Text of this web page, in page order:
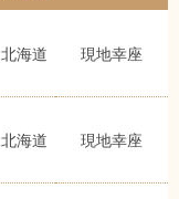
北海道 現地幸座
北海道 現地幸座